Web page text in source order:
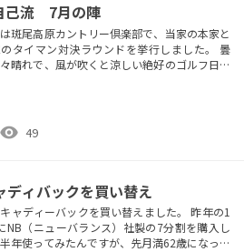
己流 7月の陣
斑尾高原カントリー倶楽部で、当家の本家と
タイマン対決ラウンドを挙行しました。 曇
晴れで、風が吹くと涼しい絶好のゴルフ日和
ンのパーと言う具合に、今日は良いスコアが
かな...と目論んでいましたが、グリーンの転圧
れておらず2人共距離感が全く合いませんでし
visibility 49
ディバックを買い替え
ャディーバックを買い替えました。 昨年の1
NB（ニューバランス）社製の7分割を購入し
年使ってみたんですが、先月満62歳になった